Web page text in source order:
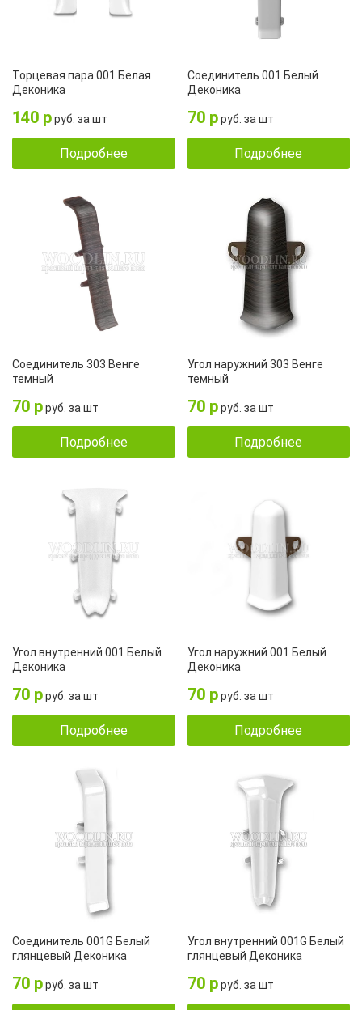
Торцевая пара 001 Белая
Деконика
140 рруб. за шт
Подробнее
Соединитель 001 Белый
Деконика
70 рруб. за шт
Подробнее
Соединитель 303 Венге
темный
70 рруб. за шт
Подробнее
Угол наружний 303 Венге
темный
70 рруб. за шт
Подробнее
Угол внутренний 001 Белый
Деконика
70 рруб. за шт
Подробнее
Угол наружний 001 Белый
Деконика
70 рруб. за шт
Подробнее
Соединитель 001G Белый
глянцевый Деконика
70 рруб. за шт
Угол внутренний 001G Белый
глянцевый Деконика
70 рруб. за шт